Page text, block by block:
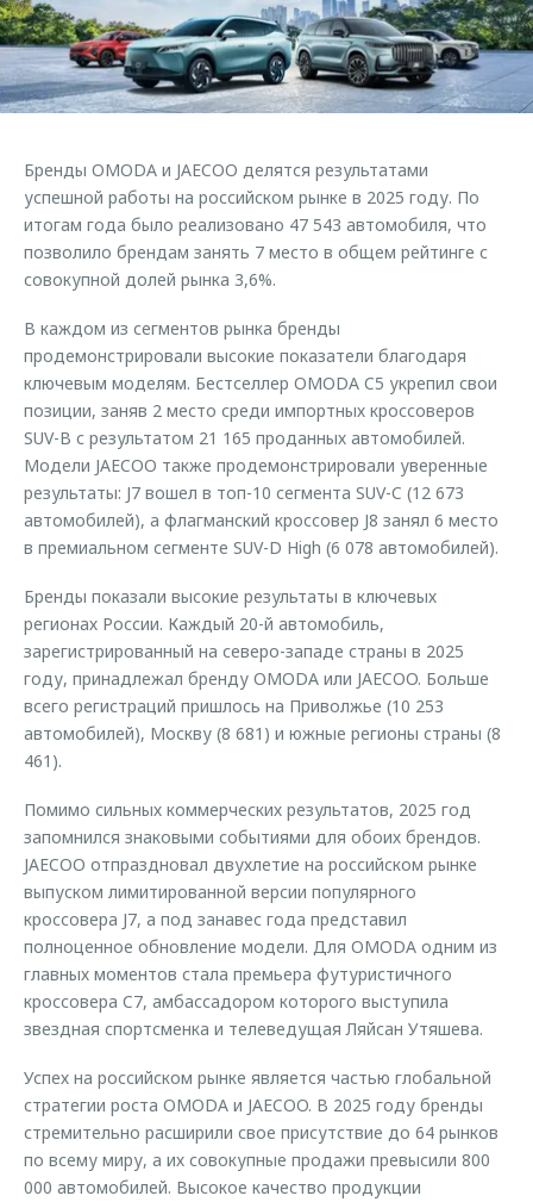
Страхование
Кредитный калькулятор
Аксессуары
Оригинальные аксессуары
Запчасти
Трейд-ин
Клиентская поддержка
O&J Автоклуб
Клуб владельцев OMODA
Приложение O&J
Аксессуары
Одежда и сувениры
Запчасти
Правовая информация
Обратная связь
Бренды OMODA и JAECOO делятся результатами
успешной работы на российском рынке в 2025 году. По
итогам года было реализовано 47 543 автомобиля, что
позволило брендам занять 7 место в общем рейтинге с
совокупной долей рынка 3,6%.
В каждом из сегментов рынка бренды
продемонстрировали высокие показатели благодаря
ключевым моделям. Бестселлер OMODA C5 укрепил свои
позиции, заняв 2 место среди импортных кроссоверов
SUV-B с результатом 21 165 проданных автомобилей.
Модели JAECOO также продемонстрировали уверенные
результаты: J7 вошел в топ-10 сегмента SUV-C (12 673
автомобилей), а флагманский кроссовер J8 занял 6 место
в премиальном сегменте SUV-D High (6 078 автомобилей).
Бренды показали высокие результаты в ключевых
регионах России. Каждый 20-й автомобиль,
зарегистрированный на северо-западе страны в 2025
году, принадлежал бренду OMODA или JAECOO. Больше
всего регистраций пришлось на Приволжье (10 253
автомобилей), Москву (8 681) и южные регионы страны (8
461).
Помимо сильных коммерческих результатов, 2025 год
запомнился знаковыми событиями для обоих брендов.
JAECOO отпраздновал двухлетие на российском рынке
выпуском лимитированной версии популярного
кроссовера J7, а под занавес года представил
полноценное обновление модели. Для OMODA одним из
главных моментов стала премьера футуристичного
кроссовера C7, амбассадором которого выступила
звездная спортсменка и телеведущая Ляйсан Утяшева.
Успех на российском рынке является частью глобальной
стратегии роста OMODA и JAECOO. В 2025 году бренды
стремительно расширили свое присутствие до 64 рынков
по всему миру, а их совокупные продажи превысили 800
000 автомобилей. Высокое качество продукции